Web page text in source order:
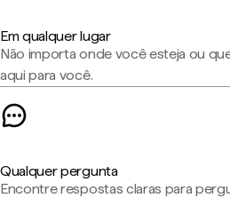
Em qualquer lugar
Não importa onde você esteja ou
aqui para você.
Qualquer pergunta
Encontre respostas claras para